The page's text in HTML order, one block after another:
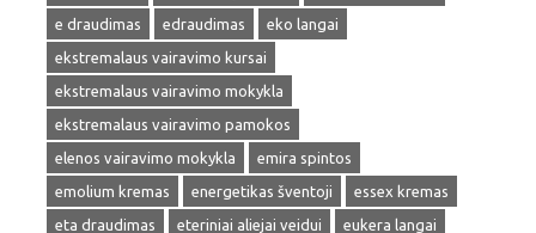
e draudimas
edraudimas
eko langai
ekstremalaus vairavimo kursai
ekstremalaus vairavimo mokykla
ekstremalaus vairavimo pamokos
elenos vairavimo mokykla
emira spintos
emolium kremas
energetikas šventoji
essex kremas
eta draudimas
eteriniai aliejai veidui
eukera langai